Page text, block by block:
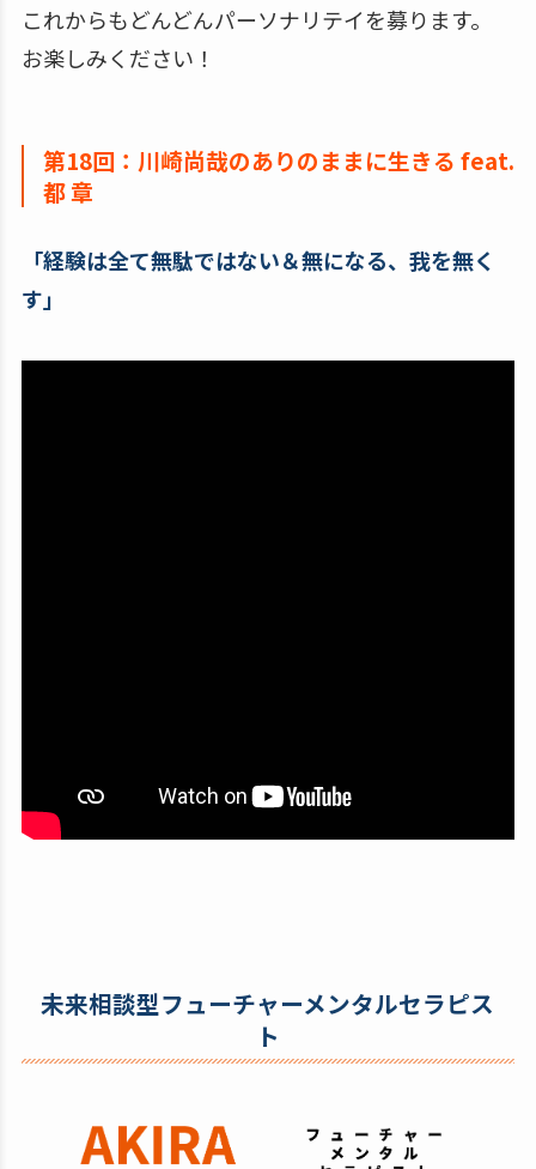
これからもどんどんパーソナリテイを募ります。
お楽しみください！
第18回：川崎尚哉のありのままに生きる feat.
都 章
「経験は全て無駄ではない＆無になる、我を無く
す」
未来相談型フューチャーメンタルセラピス
ト